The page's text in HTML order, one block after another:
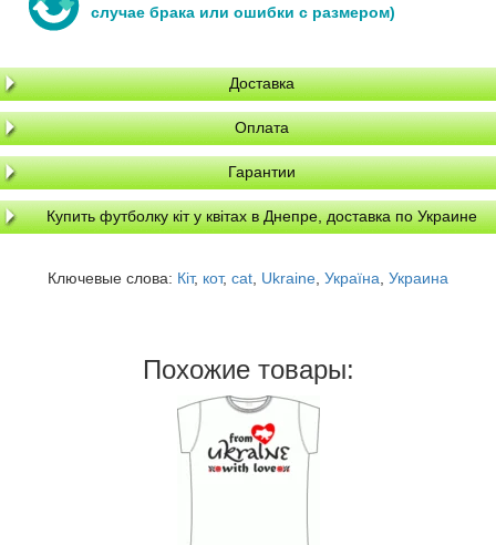
случае брака или ошибки с размером)
Доставка
Оплата
Гарантии
Купить футболку кіт у квітах в Днепре, доставка по Украине
Ключевые слова: Кіт, кот, cat Ukraine Україна Украина
Похожие товары: